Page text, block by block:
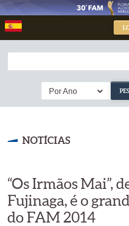
Por Ano
NOTÍCIAS
“Os Irmãos Mai”,
Fujinaga, é o
do FAM 2014